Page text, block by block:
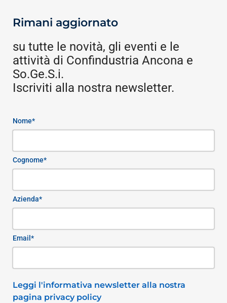
Rimani aggiornato
su tutte le novità, gli eventi e le
attività di Confindustria Ancona e
So.Ge.S.i.
Iscriviti alla nostra newsletter.
Nome*
Cognome*
Azienda*
Email*
Leggi l'informativa newsletter alla nostra
pagina privacy policy